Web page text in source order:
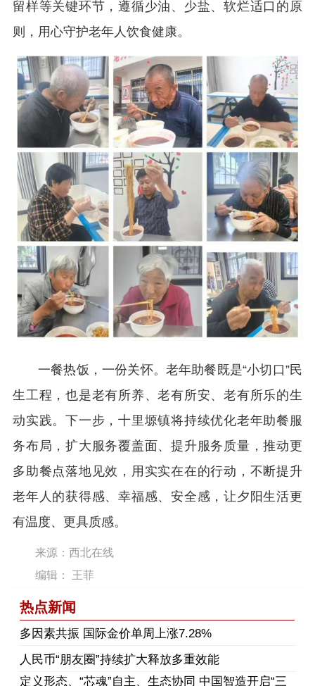
留样等关键环节，遵循少油、少盐、软烂适口的原
则，用心守护老年人饮食健康。
一餐热饭，一份关怀。老年助餐既是“小切口”民
生工程，也是老有所养、老有所安、老有所乐的生
动实践。下一步，十里塬镇将持续优化老年助餐服
务布局，扩大服务覆盖面、提升服务质量，推动更
多助餐点落地见效，用实实在在的行动，不断提升
老年人的获得感、幸福感、安全感，让夕阳生活更
有温度、更具质感。
来源：西北在线
编辑： 王菲
热点新闻
多因素共振 国际金价单周上涨7.28%
人民币“朋友圈”持续扩大释放多重效能
定义形态、“芯魂”自主、生态协同 中国智造开启“三